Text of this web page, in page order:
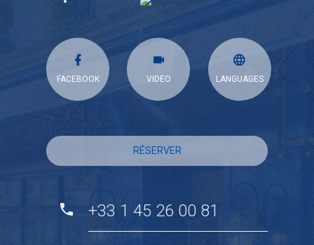
FACEBOOK VIDEO LANGUAGES
RÉSERVER
+33 1 45 26 00 81